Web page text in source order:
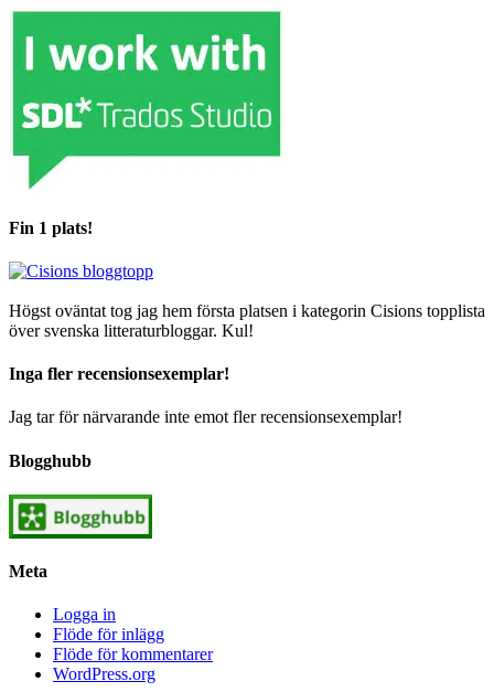
Fin 1 plats!
Högst oväntat tog jag hem första platsen i kategorin Cisions topplista
över svenska litteraturbloggar. Kul!
Inga fler recensionsexemplar!
Jag tar för närvarande inte emot fler recensionsexemplar!
Blogghubb
Meta
Logga in
Flöde för inlägg
Flöde för kommentarer
WordPress.org